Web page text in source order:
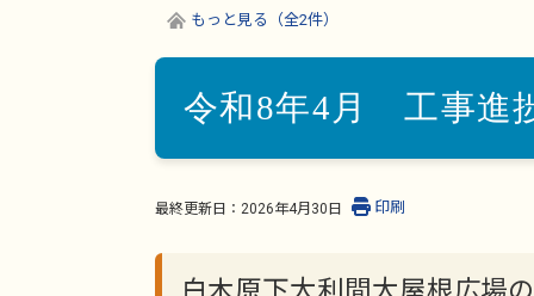
もっと見る（全2件）
令和8年4月 工事進
最終更新日： 2026年4月30日 印刷